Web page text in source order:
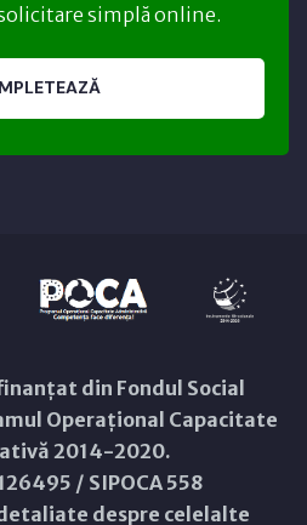
simplă online.
din Fondul Social
Operațional Capacitate
2014-2020.
/ SIPOCA 558
despre celelalte